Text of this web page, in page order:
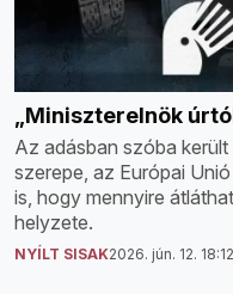
„Miniszterelnök
Az adásban szóba
szerepe, az Európai
is, hogy mennyire
helyzete.
NYÍLT SISAK2026. jún. 12. 18:12